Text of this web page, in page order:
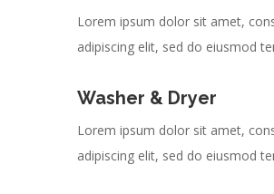
Lorem ipsum dolor sit amet,
adipiscing elit, sed do eiusmod
Washer & Dryer
Lorem ipsum dolor sit amet,
adipiscing elit, sed do eiusmod